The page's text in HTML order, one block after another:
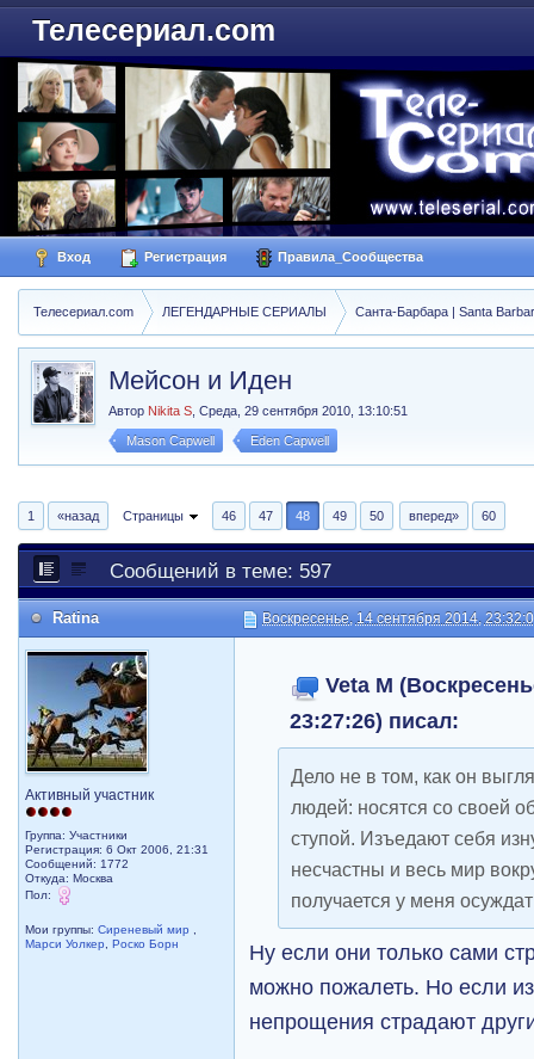
Телесериал.com
Вход Регистрация Правила_Сообщества
Телесериал.com ЛЕГЕНДАРНЫЕ СЕРИАЛЫ Санта-Барбара | Santa
Мейсон и Иден
Автор Nikita S ,Среда, 29 сентября 2010, 13:10:51
Mason Capwell Eden Capwell
1 «назад Страницы 46 47 48 49 50 вперед» 60
Сообщений в теме: 597
Ratina Воскресенье, 14 сентября 2014,
Активный участник
Группа: Участники
Регистрация: 6 Окт 2006, 21:31
Сообщений: 1772
Откуда: Москва
Пол:
Мои группы:Сиреневый мир
Марси Уолкер
,Роско Борн
Veta M
23:27:26) писал:
Дело не в том, как он
людей: носятся со своей
ступой. Изъедают себя
несчастны и весь мир
получается у меня
Ну если они только сами
можно пожалеть. Но если
непрощения страдают